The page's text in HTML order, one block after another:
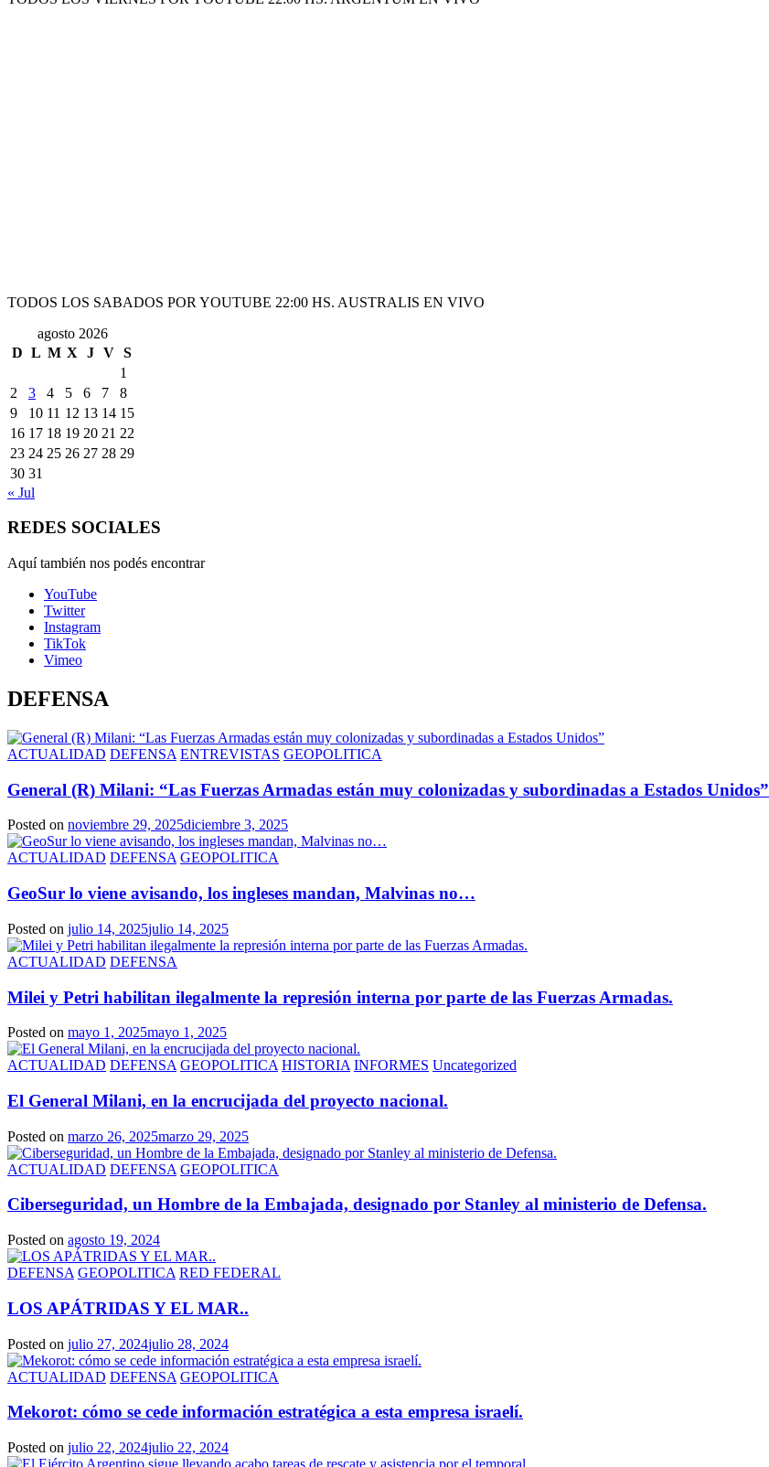
TODOS LOS SABADOS POR YOUTUBE 22:00 HS. AUSTRALIS EN VIVO
agosto 2026
D L M X J V S
1
2
3 4 5 6 7
8
9
10 11 12 13 14 15
16 17 18 19 20 21 22
23 24 25 26 27 28 29
30 31
« Jul
REDES SOCIALES
Aquí también nos podés encontrar
YouTube
Twitter
Instagram
TikTok
Vimeo
DEFENSA
ACTUALIDAD DEFENSA ENTREVISTAS GEOPOLITICA
General (R) Milani: “Las Fuerzas Armadas están muy colonizadas y subordinadas a Estados Unidos”
Posted on noviembre 29, 2025diciembre 3, 2025
ACTUALIDAD DEFENSA GEOPOLITICA
GeoSur lo viene avisando, los ingleses mandan, Malvinas no…
Posted on julio 14, 2025julio 14, 2025
ACTUALIDAD DEFENSA
Milei y Petri habilitan ilegalmente la represión interna por parte de las Fuerzas Armadas.
Posted on mayo 1, 2025mayo 1, 2025
ACTUALIDAD DEFENSA GEOPOLITICA HISTORIA INFORMES Uncategorized
El General Milani, en la encrucijada del proyecto nacional.
Posted on marzo 26, 2025marzo 29, 2025
ACTUALIDAD DEFENSA GEOPOLITICA
Ciberseguridad, un Hombre de la Embajada, designado por Stanley al ministerio de Defensa.
Posted on agosto 19, 2024
DEFENSA GEOPOLITICA RED FEDERAL
LOS APÁTRIDAS Y EL MAR..
Posted on julio 27, 2024julio 28, 2024
ACTUALIDAD DEFENSA GEOPOLITICA
Mekorot: cómo se cede información estratégica a esta empresa israelí.
Posted on julio 22, 2024julio 22, 2024